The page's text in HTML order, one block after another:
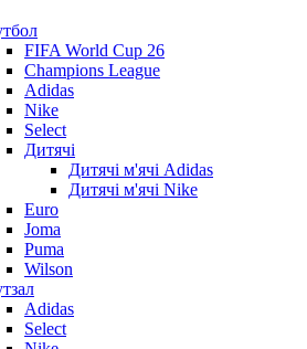
FIFA World Cup 26
Champions League
Adidas
Nike
Select
Дитячі
Дитячі м'ячі Adidas
Дитячі м'ячі Nike
Euro
Joma
Puma
Wilson
Adidas
Select